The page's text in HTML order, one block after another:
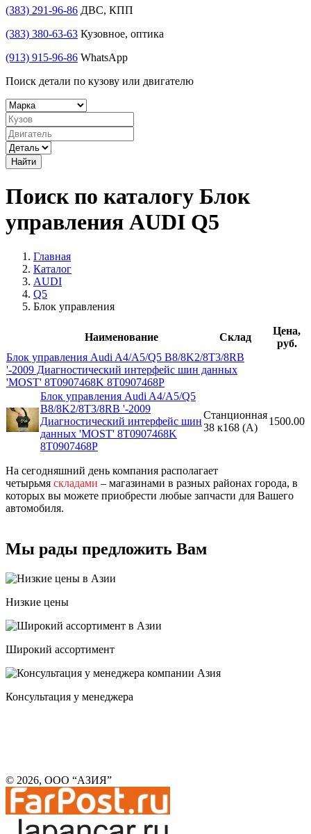
(383) 291-96-86 ДВС, КПП
(383) 380-63-63 Кузовное, оптика
(913) 915-96-86 WhatsApp
Поиск детали по кузову или двигателю
Найти
Поиск по каталогу Блок
управления AUDI Q5
Главная
Каталог
AUDI
Q5
Блок управления
Наименование Склад
Цена,
руб.
Блок управления Audi A4/A5/Q5 B8/8K2/8T3/8RB
'-2009 Диагностический интерфейс шин данных
'MOST' 8T0907468K 8T0907468P
Блок управления Audi A4/A5/Q5
B8/8K2/8T3/8RB '-2009
Диагностический интерфейс шин
данных 'MOST' 8T0907468K
8T0907468P
Станционная
38 к168 (A)
1500.00
На сегодняшний день компания располагает
четырьмя складами – магазинами в разных районах города, в
которых вы можете приобрести любые запчасти для Вашего
автомобиля.
Мы рады предложить Вам
Низкие цены
Широкий ассортимент
Консультация у менеджера
© 2026, ООО “АЗИЯ”